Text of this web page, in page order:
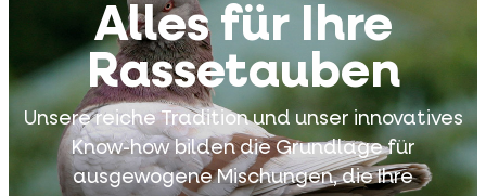
Alles für Ihre
Rassetauben
Unsere reiche Tradition und unser innovatives
Know-how bilden die Grundlage für
ausgewogene Mischungen, die Ihre